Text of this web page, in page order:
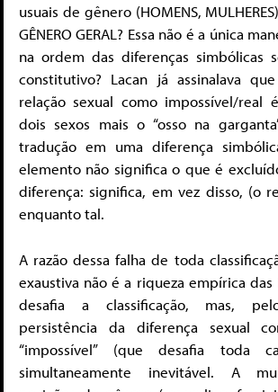
usuais de gênero (HOMENS,
GÊNERO GERAL? Essa não é a única
na ordem das diferenças simbólicas
constitutivo? Lacan já assinalava
relação sexual como impossível/real
dois sexos mais o “osso na
tradução em uma diferença
elemento não significa o que é
diferença: significa, em vez disso, (o
enquanto tal.
A razão dessa falha de toda
exaustiva não é a riqueza empírica
desafia a classificação, mas,
persistência da diferença sexual
“impossível” (que desafia toda
simultaneamente inevitável. A